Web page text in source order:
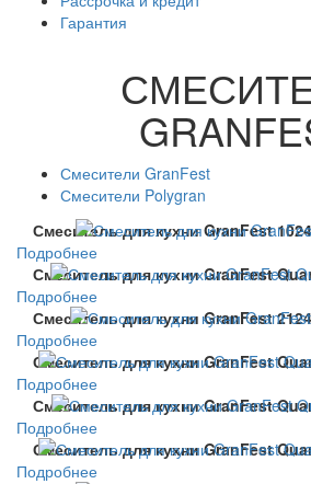
Гарантия
Смесители GranFest
Смесители Polygran
Смеситель для кухни GranFest
Подробнее
Смеситель для кухни GranFest
Подробнее
Смеситель для кухни GranFest
Подробнее
Смеситель для кухни GranFest
Подробнее
Смеситель для кухни GranFest
Подробнее
Смеситель для кухни GranFest
Подробнее